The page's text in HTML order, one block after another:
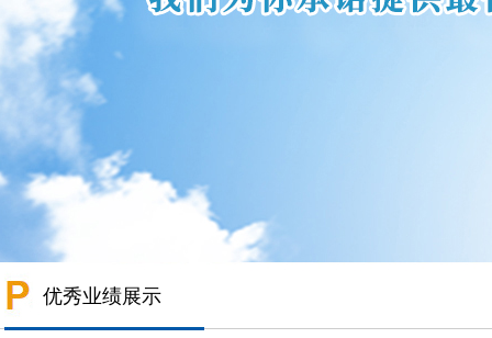
优秀业绩展示